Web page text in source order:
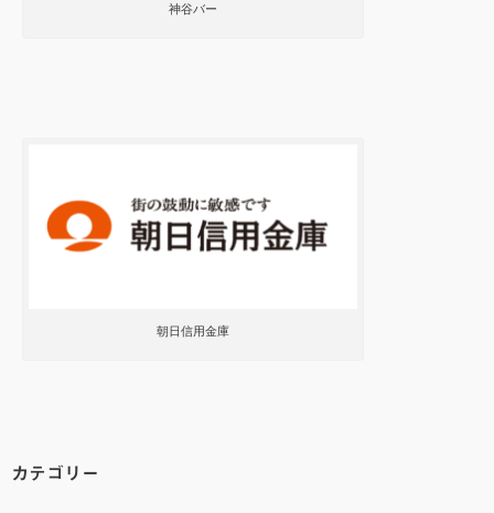
神谷バー
朝日信用金庫
カテゴリー